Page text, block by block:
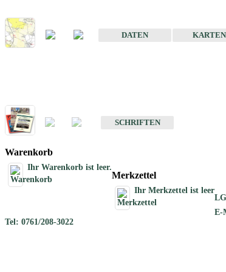
DATEN
KARTEN
SCHRIFTEN
Warenkorb
Ihr Warenkorb ist leer.
Merkzettel
Ihr Merkzettel ist leer
E-
Tel: 0761/208-3022